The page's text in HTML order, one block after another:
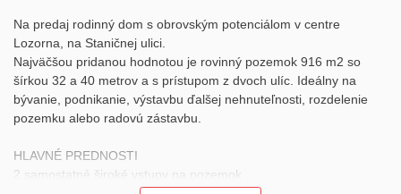
Na predaj rodinný dom s obrovským potenciálom v centre
Lozorna, na Staničnej ulici.
Najväčšou pridanou hodnotou je rovinný pozemok 916 m2 so
šírkou 32 a 40 metrov a s prístupom z dvoch ulíc. Ideálny na
bývanie, podnikanie, výstavbu ďalšej nehnuteľnosti, rozdelenie
pozemku alebo radovú zástavbu.
HLAVNÉ PREDNOSTI
2 samostatné široké vstupy na pozemok